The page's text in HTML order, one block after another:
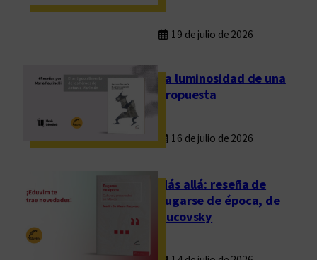
19 de julio de 2026
La luminosidad de una
propuesta
16 de julio de 2026
Más allá: reseña de
Fugarse de época, de
Rucovsky